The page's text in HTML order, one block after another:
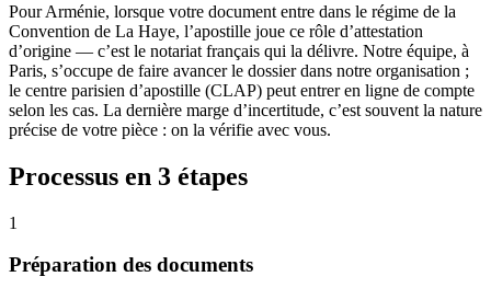
Pour Arménie, lorsque votre document entre dans le régime de la
Convention de La Haye, l’apostille joue ce rôle d’attestation
d’origine — c’est le notariat français qui la délivre. Notre équipe, à
Paris, s’occupe de faire avancer le dossier dans notre organisation ;
le centre parisien d’apostille (CLAP) peut entrer en ligne de compte
selon les cas. La dernière marge d’incertitude, c’est souvent la nature
précise de votre pièce : on la vérifie avec vous.
Processus en 3 étapes
1
Préparation des documents